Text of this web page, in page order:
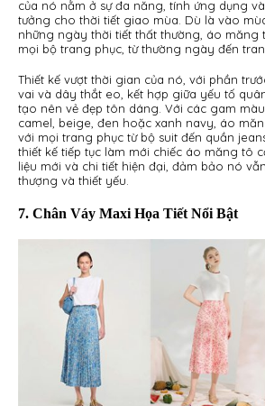
của nó nằm ở sự đa năng, tính ứng dụng
tưởng cho thời tiết giao mùa. Dù là vào
những ngày thời tiết thất thường, áo măng
mọi bộ trang phục, từ thường ngày đến
Thiết kế vượt thời gian của nó, với phần
vai và dây thắt eo, kết hợp giữa yếu tố
tạo nên vẻ đẹp tôn dáng. Với các gam
camel, beige, đen hoặc xanh navy, áo
với mọi trang phục từ bộ suit đến quần
thiết kế tiếp tục làm mới chiếc áo măng tô
liệu mới và chi tiết hiện đại, đảm bảo nó
thượng và thiết yếu.
7. Chân Váy Maxi Họa Tiết Nổi Bật